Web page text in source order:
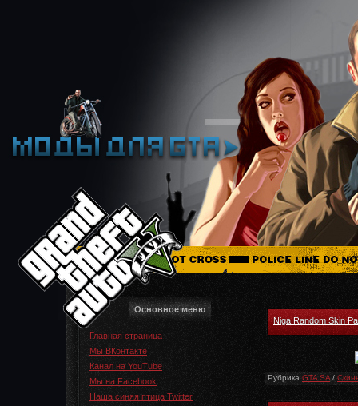
Основное меню
Главная страница
Мы ВКонтакте
Канал на YouTube
Мы на Facebook
Наша синяя птица Twitter
Niga Random Skin
Рубрика GTA SA /